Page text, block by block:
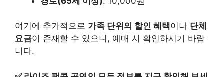
여기에 추가적으로 가족 단위의 할인 혜택이나 단체
요금이 존재할 수 있으니, 예매 시 확인하시기 바랍
니다.